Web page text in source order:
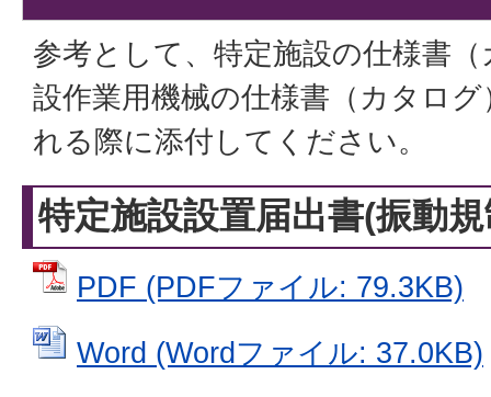
参考として、特定施設の仕様書
設作業用機械の仕様書（カタロ
れる際に添付してください。
特定施設設置届出書(振動
PDF (PDFファイル: 79.3KB)
Word (Wordファイル: 37.0KB)